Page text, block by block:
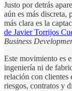
Justo por detrás
aún es más discreta,
más clara es la
de Javier Torrijos
Business
Este movimiento es
ingeniería ni de
relación con clientes
riesgos, contratos y